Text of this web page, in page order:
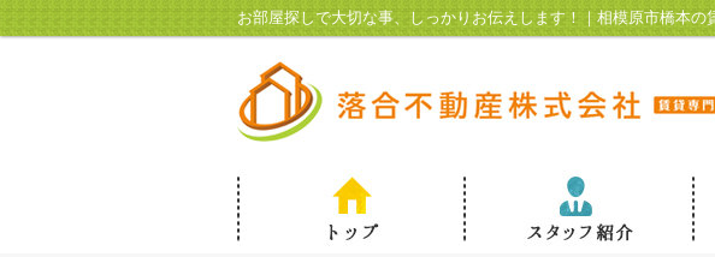
お部屋探しで大切な事、しっかりお伝えします！｜相模原市橋本